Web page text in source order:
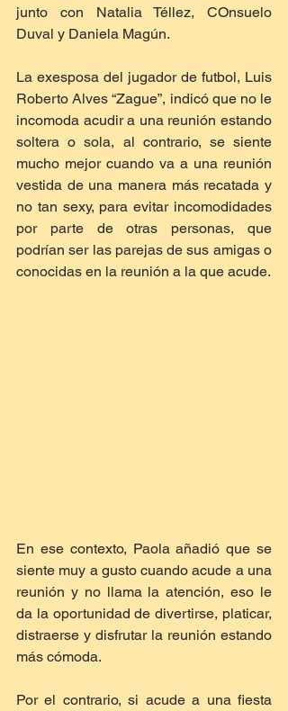
junto con Natalia Téllez, COnsuelo
Duval y Daniela Magún.
La exesposa del jugador de futbol, Luis
Roberto Alves “Zague”, indicó que no le
incomoda acudir a una reunión estando
soltera o sola, al contrario, se siente
mucho mejor cuando va a una reunión
vestida de una manera más recatada y
no tan sexy, para evitar incomodidades
por parte de otras personas, que
podrían ser las parejas de sus amigas o
conocidas en la reunión a la que acude.
En ese contexto, Paola añadió que se
siente muy a gusto cuando acude a una
reunión y no llama la atención, eso le
da la oportunidad de divertirse, platicar,
distraerse y disfrutar la reunión estando
más cómoda.
Por el contrario, si acude a una fiesta